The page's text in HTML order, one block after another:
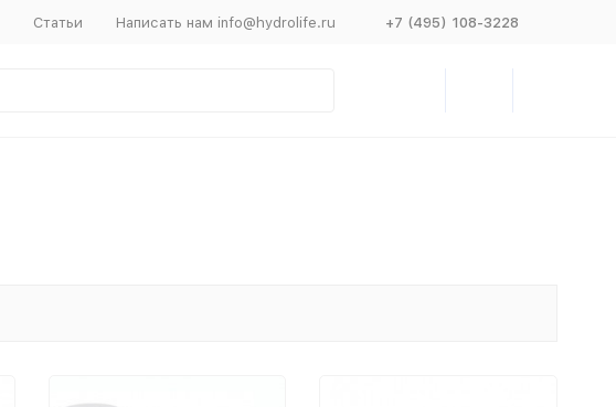
Статьи Написать нам info@hydrolife.ru +7 (495) 108-3228